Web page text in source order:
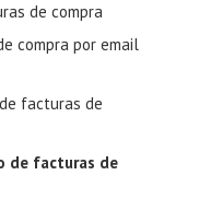
de compra
compra por email
facturas de
de facturas de